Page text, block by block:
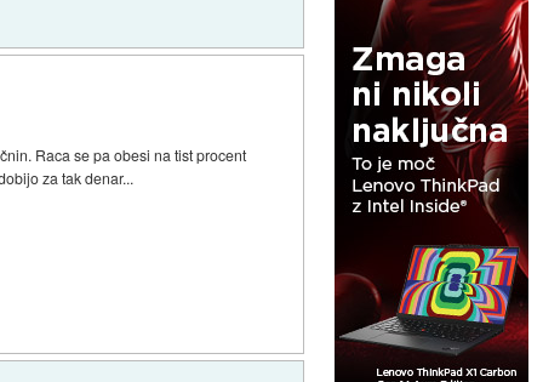
Raca se pa obesi na tist procent
za tak denar...